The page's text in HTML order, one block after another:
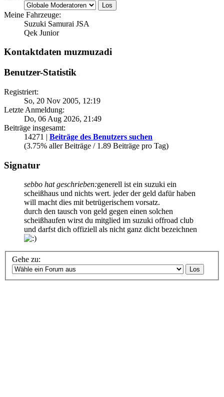
Meine Fahrzeuge:
Suzuki Samurai JSA
Qek Junior
Kontaktdaten muzmuzadi
Benutzer-Statistik
Registriert:
So, 20 Nov 2005, 12:19
Letzte Anmeldung:
Do, 06 Aug 2026, 21:49
Beiträge insgesamt:
14271 | Beiträge des Benutzers suchen
(3.75% aller Beiträge / 1.89 Beiträge pro Tag)
Signatur
sebbo hat geschrieben:generell ist ein suzuki ein
scheißhaus und nichts wert. jeder der geld dafür haben
will macht dies mit betrügerischem vorsatz.
durch den tausch von geld gegen einen solchen
scheißhaufen wirst du mitglied im suzuki offroad club
und darfst dich offiziell als nicht ganz dicht bezeichnen
Gehe zu: